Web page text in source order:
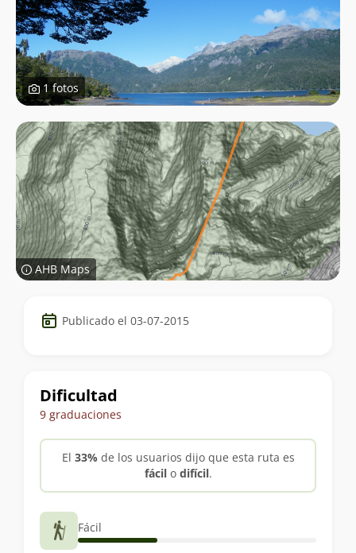
1 fotos
AHB Maps
Datos
del Publicado el 03-07-2015
Dificultad
9 graduaciones
El 33% de los usuarios dijo que esta ruta es
fácilo difícil.
Fácil